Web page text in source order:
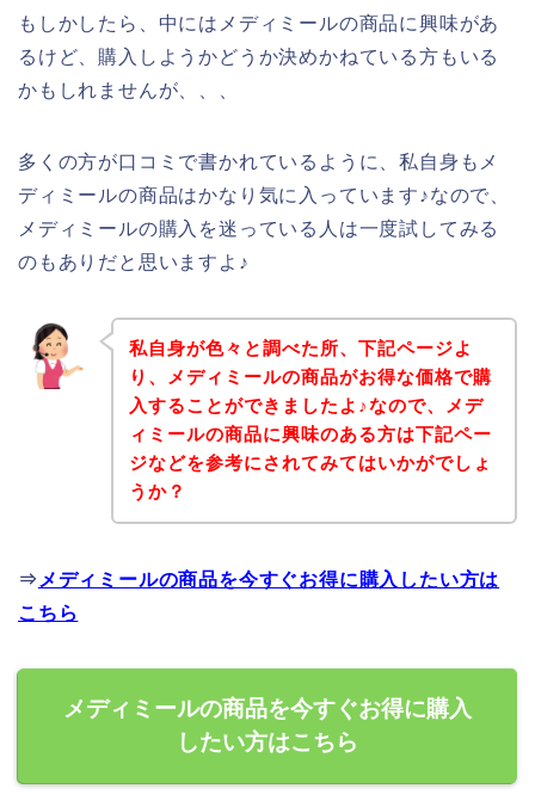
もしかしたら、中にはメディミールの商品に興味があ
るけど、購入しようかどうか決めかねている方もいる
かもしれませんが、、、
多くの方が口コミで書かれているように、私自身もメ
ディミールの商品はかなり気に入っています♪なので、
メディミールの購入を迷っている人は一度試してみる
のもありだと思いますよ♪
私自身が色々と調べた所、下記ページよ
り、メディミールの商品がお得な価格で購
入することができましたよ♪なので、メデ
ィミールの商品に興味のある方は下記ペー
ジなどを参考にされてみてはいかがでしょ
うか？
⇒ メディミールの商品を今すぐお得に購入したい方は
こちら
メディミールの商品を今すぐお得に購入
したい方はこちら